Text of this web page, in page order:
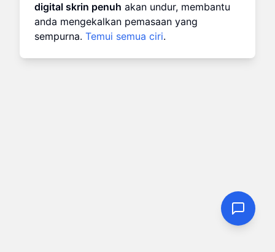
digital skrin penuh akan undur, membantu
anda mengekalkan pemasaan yang
sempurna. Temui semua ciri.